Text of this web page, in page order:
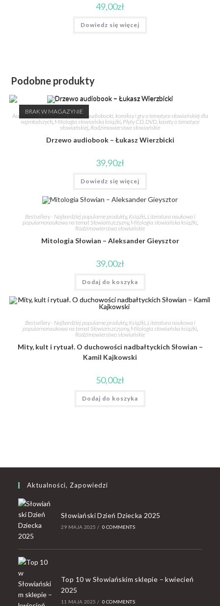
49,00zł
Dowiedz się więcej
Podobne produkty
BRAK W MAGAZYNIE
Audiobooki słowiańskie,Książki, audiobooki, komiksy i gry o tematyce słowiańskiej dla
najmłodszych Mitologia słowiańska książki Płyty CD, DVD, kasety o tematyce
słowiańskiej Rodzimowierstwo słowiańskie
Drzewo audiobook – Łukasz Wierzbicki
39,90zł
Dowiedz się więcej
Bestsellery - Najbardziej popularne produkty, Książki, Literatura naukowa i
popularnonaukowa na temat Słowiańszczyzny, Mitologia słowiańska książki,
Rodzimowierstwo słowiańskie
Mitologia Słowian – Aleksander Gieysztor
39,00zł
Dodaj do koszyka
Bestsellery - Najbardziej popularne produkty, Książki, Literatura naukowa i
popularnonaukowa na temat Słowiańszczyzny, Mitologia słowiańska książki,
Rodzimowierstwo słowiańskie
Mity, kult i rytuał. O duchowości nadbałtyckich Słowian –
Kamil Kajkowski
50,00zł
Dodaj do koszyka
Aktualności, Zapowiedzi
Słowiański Dzień Dziecka 2025
29 MAJA 2025 / 0 COMMENTS
Top 10 w Słowiańskim sklepie – kwiecień
2025
11 MAJA 2025 / 0 COMMENTS